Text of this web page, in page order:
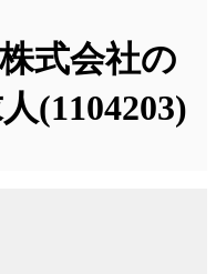
式会社の
(1104203)